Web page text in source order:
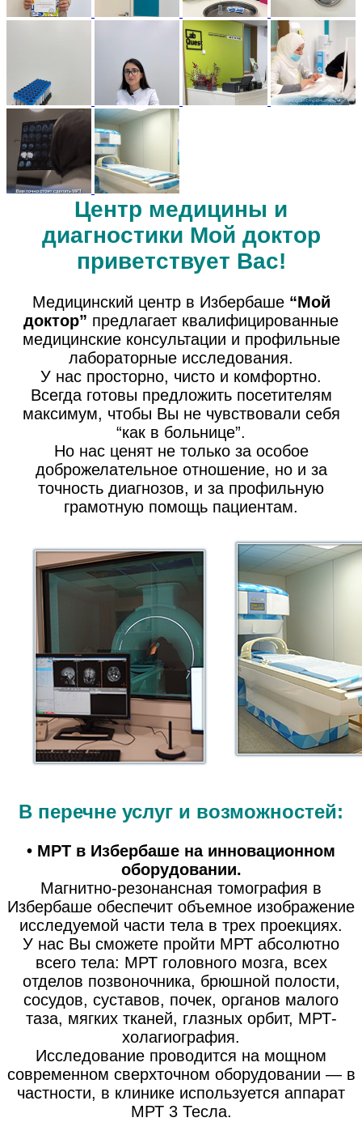
Центр медицины и
диагностики Мой доктор
приветствует Вас!
Медицинский центр в Избербаше “Мой
доктор” предлагает квалифицированные
медицинские консультации и профильные
лабораторные исследования.
У нас просторно, чисто и комфортно.
Всегда готовы предложить посетителям
максимум, чтобы Вы не чувствовали себя
“как в больнице”.
Но нас ценят не только за особое
доброжелательное отношение, но и за
точность диагнозов, и за профильную
грамотную помощь пациентам.
В перечне услуг и возможностей:
• МРТ в Избербаше на инновационном
оборудовании.
Магнитно-резонансная томография в
Избербаше обеспечит объемное изображение
исследуемой части тела в трех проекциях.
У нас Вы сможете пройти МРТ абсолютно
всего тела: МРТ головного мозга, всех
отделов позвоночника, брюшной полости,
сосудов, суставов, почек, органов малого
таза, мягких тканей, глазных орбит, МРТ-
холагиография.
Исследование проводится на мощном
современном сверхточном оборудовании — в
частности, в клинике используется аппарат
МРТ 3 Тесла.